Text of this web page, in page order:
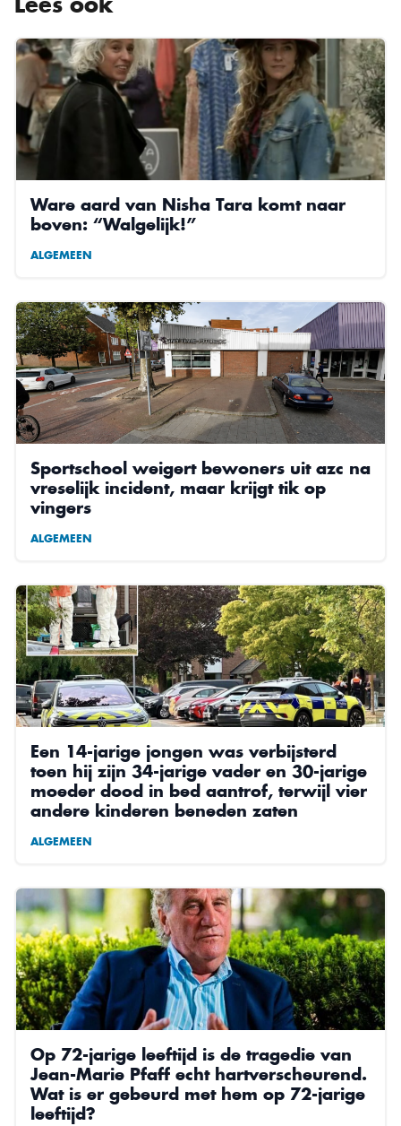
Ware aard van Nisha Tara komt naar
boven: “Walgelijk!”
ALGEMEEN
Sportschool weigert bewoners uit azc na
vreselijk incident, maar krijgt tik op
vingers
ALGEMEEN
Een 14-jarige jongen was verbijsterd
toen hij zijn 34-jarige vader en 30-jarige
moeder dood in bed aantrof, terwijl vier
andere kinderen beneden zaten
ALGEMEEN
Op 72-jarige leeftijd is de tragedie van
Jean-Marie Pfaff echt hartverscheurend.
Wat is er gebeurd met hem op 72-jarige
leeftijd?